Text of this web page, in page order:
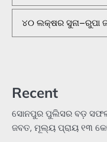
୪୦ ଲକ୍ଷର ସୁନା–ରୁପା
Recent
ସୋନପୁର ପୁଲିସର ବଡ଼
ଜବତ, ମୂଲ୍ୟ ପ୍ରାୟ ୧୩